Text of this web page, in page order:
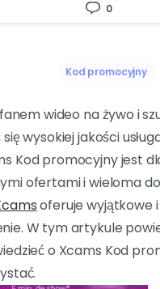
0
Kod promocyjny
wideo na żywo i
wysokiej jakości
Kod promocyjny jest
ofertami i wieloma
oferuje wyjątkowe
W tym artykule
o Xcams Kod